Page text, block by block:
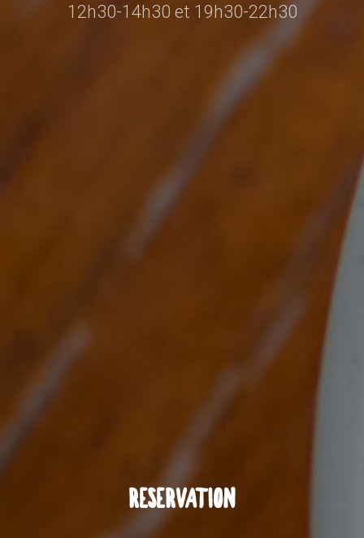
12h30-14h30 et 19h30-22h30
RESERVATION